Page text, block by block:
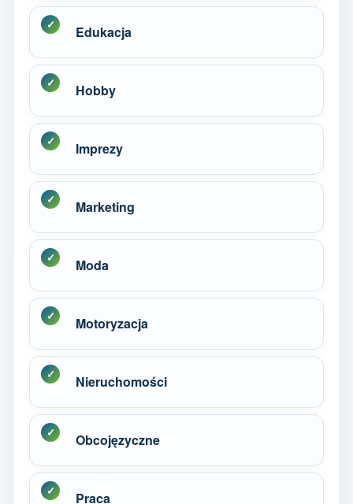
Edukacja
Hobby
Imprezy
Marketing
Moda
Motoryzacja
Nieruchomości
Obcojęzyczne
Praca